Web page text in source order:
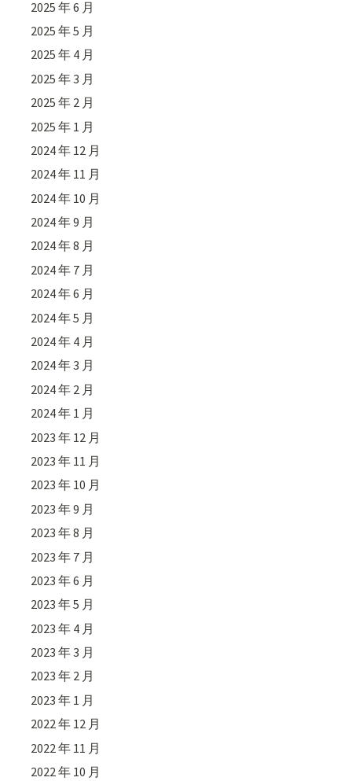
2025 年 6 月
2025 年 5 月
2025 年 4 月
2025 年 3 月
2025 年 2 月
2025 年 1 月
2024 年 12 月
2024 年 11 月
2024 年 10 月
2024 年 9 月
2024 年 8 月
2024 年 7 月
2024 年 6 月
2024 年 5 月
2024 年 4 月
2024 年 3 月
2024 年 2 月
2024 年 1 月
2023 年 12 月
2023 年 11 月
2023 年 10 月
2023 年 9 月
2023 年 8 月
2023 年 7 月
2023 年 6 月
2023 年 5 月
2023 年 4 月
2023 年 3 月
2023 年 2 月
2023 年 1 月
2022 年 12 月
2022 年 11 月
2022 年 10 月